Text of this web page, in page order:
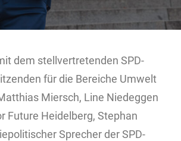
dem stellvertretenden SPD-
für die Bereiche Umwelt
Miersch, Line Niedeggen
Future Heidelberg, Stephan
Sprecher der SPD-